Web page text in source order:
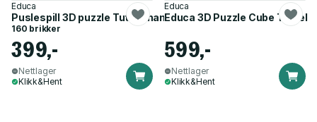
Educa
Puslespill 3D puzzle Tutankhamon
160 brikker
399,-
Nettlager
Klikk&Hent
Educa
Educa 3D Puzzle Cube Travel
599,-
Nettlager
Klikk&Hent